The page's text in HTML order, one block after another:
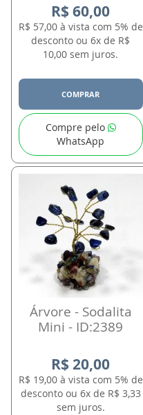
R$ 60,00
R$ 57,00 à vista com 5% de
desconto ou 6x de R$
10,00 sem juros.
COMPRAR
Compre pelo
WhatsApp
Árvore - Sodalita
Mini - ID:2389
R$ 20,00
R$ 19,00 à vista com 5% de
desconto ou 6x de R$ 3,33
sem juros.